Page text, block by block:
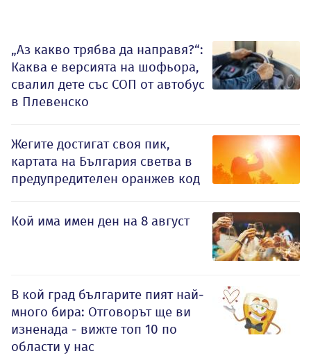
„Аз какво трябва да направя?“:
Каква е версията на шофьора,
свалил дете със СОП от автобус
в Плевенско
Жегите достигат своя пик,
картата на България светва в
предупредителен оранжев код
Кой има имен ден на 8 август
В кой град българите пият най-
много бира: Отговорът ще ви
изненада - вижте топ 10 по
области у нас